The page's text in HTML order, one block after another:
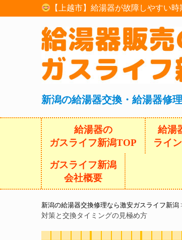
【上越市】給湯器が故障しやすい
新潟の給湯器交換・給湯器修
給湯器の
ガスライフ新潟TOP
給湯
ライ
ガスライフ新潟
会社概要
新潟の給湯器交換修理なら激安ガスライフ新潟
対策と交換タイミングの見極め方